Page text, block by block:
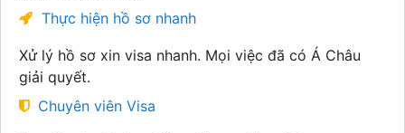
Thực hiện hồ sơ nhanh
Xử lý hồ sơ xin visa nhanh. Mọi việc đã có Á Châu
giải quyết.
Chuyên viên Visa